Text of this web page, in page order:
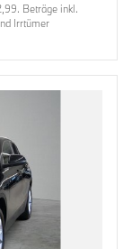
Beträge inkl.
Irrtümer